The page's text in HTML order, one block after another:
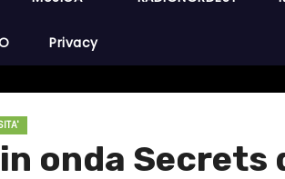
Privacy
onda